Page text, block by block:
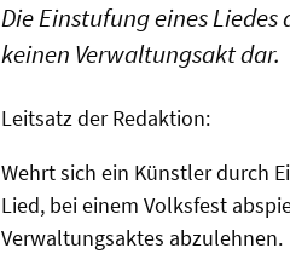
Die Einstufung eines
keinen Verwaltungsakt dar.
Leitsatz der Redaktion:
Wehrt sich ein Künstler durch
Lied, bei einem Volksfest
Verwaltungsaktes abzulehnen.